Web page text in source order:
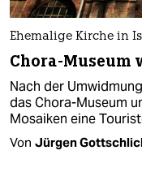
Ehemalige Kirche in
Chora-Museum
Nach der
das Chora-Museum
Mosaiken eine
Von Jürgen